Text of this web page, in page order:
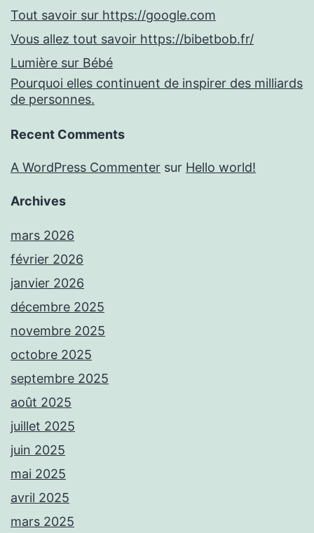
Tout savoir sur https://google.com
Vous allez tout savoir https://bibetbob.fr/
Lumière sur Bébé
Pourquoi elles continuent de inspirer des milliards
de personnes.
Recent Comments
A WordPress Commenter sur Hello world!
Archives
mars 2026
février 2026
janvier 2026
décembre 2025
novembre 2025
octobre 2025
septembre 2025
août 2025
juillet 2025
juin 2025
mai 2025
avril 2025
mars 2025